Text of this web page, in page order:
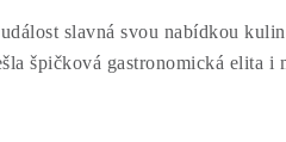
slavná svou nabídkou
špičková gastronomická elita